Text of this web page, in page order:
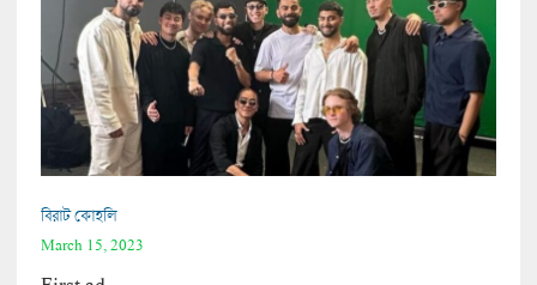
বিরাট কোহলি
March 15, 2023